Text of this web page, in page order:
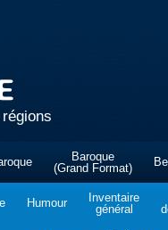
Baroque
(Grand Format)
Humour
Inventaire
général